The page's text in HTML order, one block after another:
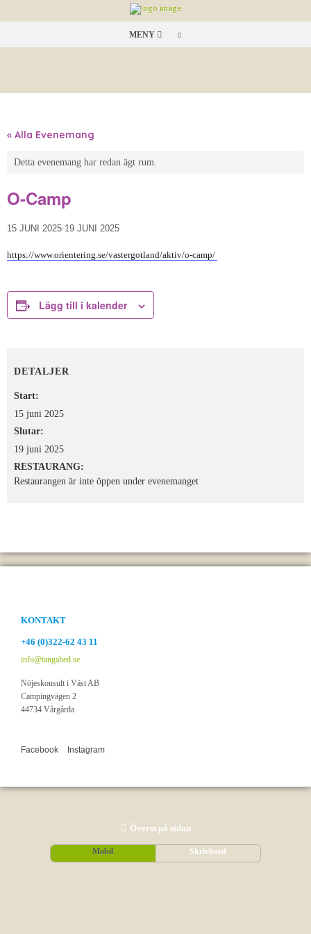
MENY
« Alla Evenemang
Detta evenemang har redan ägt rum.
O-Camp
15 JUNI 2025-19 JUNI 2025
https://www.orientering.se/vastergotland/aktiv/o-camp/
Lägg till i kalender
DETALJER
Start:
15 juni 2025
Slutar:
19 juni 2025
RESTAURANG:
Restaurangen är inte öppen under evenemanget
KONTAKT
+46 (0)322-62 43 11
info@tangahed.se
Nöjeskonsult i Väst AB
Campingvägen 2
44734 Vårgårda
Facebook Instagram
Överst på sidan
Mobil Skrivbord